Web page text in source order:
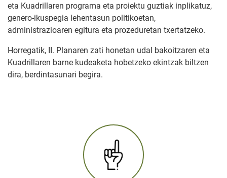
eta Kuadrillaren programa eta proiektu guztiak inplikatuz,
genero-ikuspegia lehentasun politikoetan,
administrazioaren egitura eta prozeduretan txertatzeko.
Horregatik, II. Planaren zati honetan udal bakoitzaren eta
Kuadrillaren barne kudeaketa hobetzeko ekintzak biltzen
dira, berdintasunari begira.